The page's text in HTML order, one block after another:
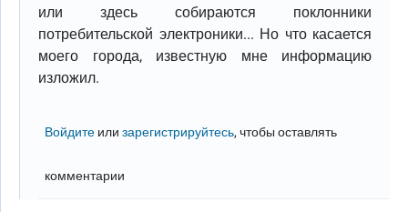
или здесь собираются поклонники
потребительской электроники... Но что касается
моего города, известную мне информацию
изложил.
Войдите илизарегистрируйтесь, чтобы оставлять
комментарии